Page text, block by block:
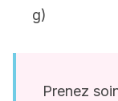
g)
Prenez